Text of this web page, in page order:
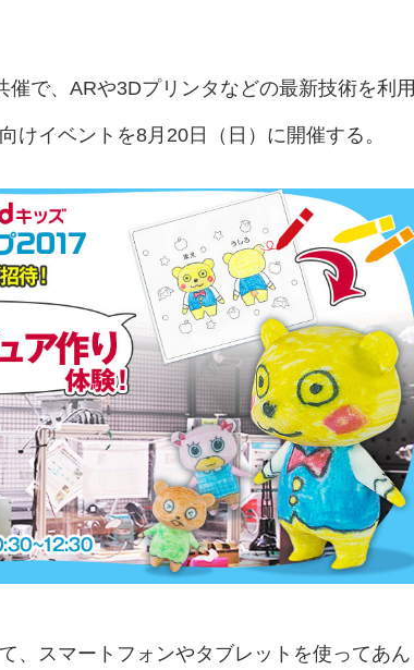
で、ARや3Dプリンタなどの最新技術を利
けイベントを8月20日（日）に開催する。
、スマートフォンやタブレットを使ってあん